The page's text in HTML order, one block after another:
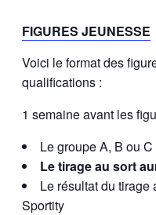
FIGURES JEUNESSE
Voici le format des
qualifications :
1 semaine avant les
Le groupe A, B ou
Le tirage au sort
Le résultat du
Sportity